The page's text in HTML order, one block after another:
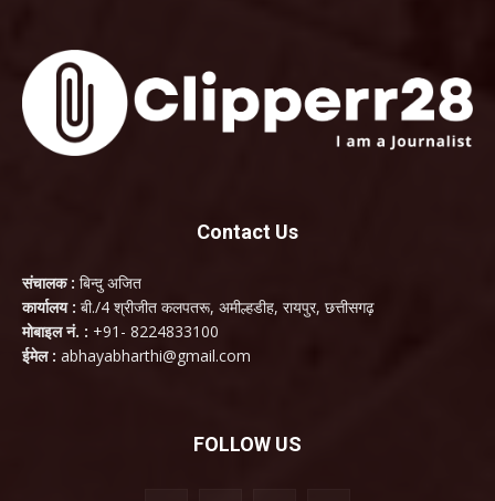
Contact Us
संचालक : बिन्दु अजित
कार्यालय : बी./4 श्रीजीत कलपतरू, अमील्हडीह, रायपुर, छत्तीसगढ़
मोबाइल नं. : +91- 8224833100
ईमेल : abhayabharthi@gmail.com
FOLLOW US